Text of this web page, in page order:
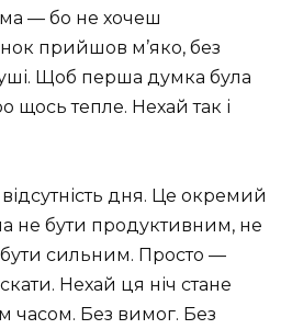
— бо не хочеш
прийшов м’яко, без
Щоб перша думка була
щось тепле. Нехай так і
дня. Це окремий
не бути продуктивним, не
сильним. Просто —
Нехай ця ніч стане
часом. Без вимог. Без